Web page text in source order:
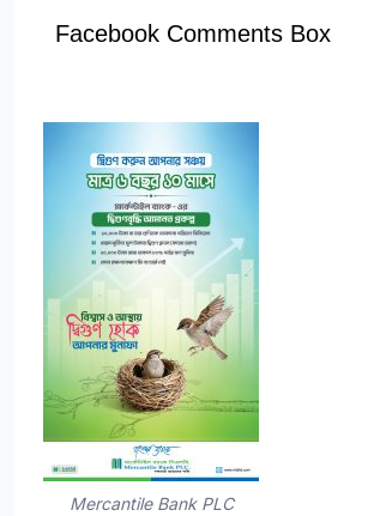
Facebook Comments Box
Mercantile Bank PLC